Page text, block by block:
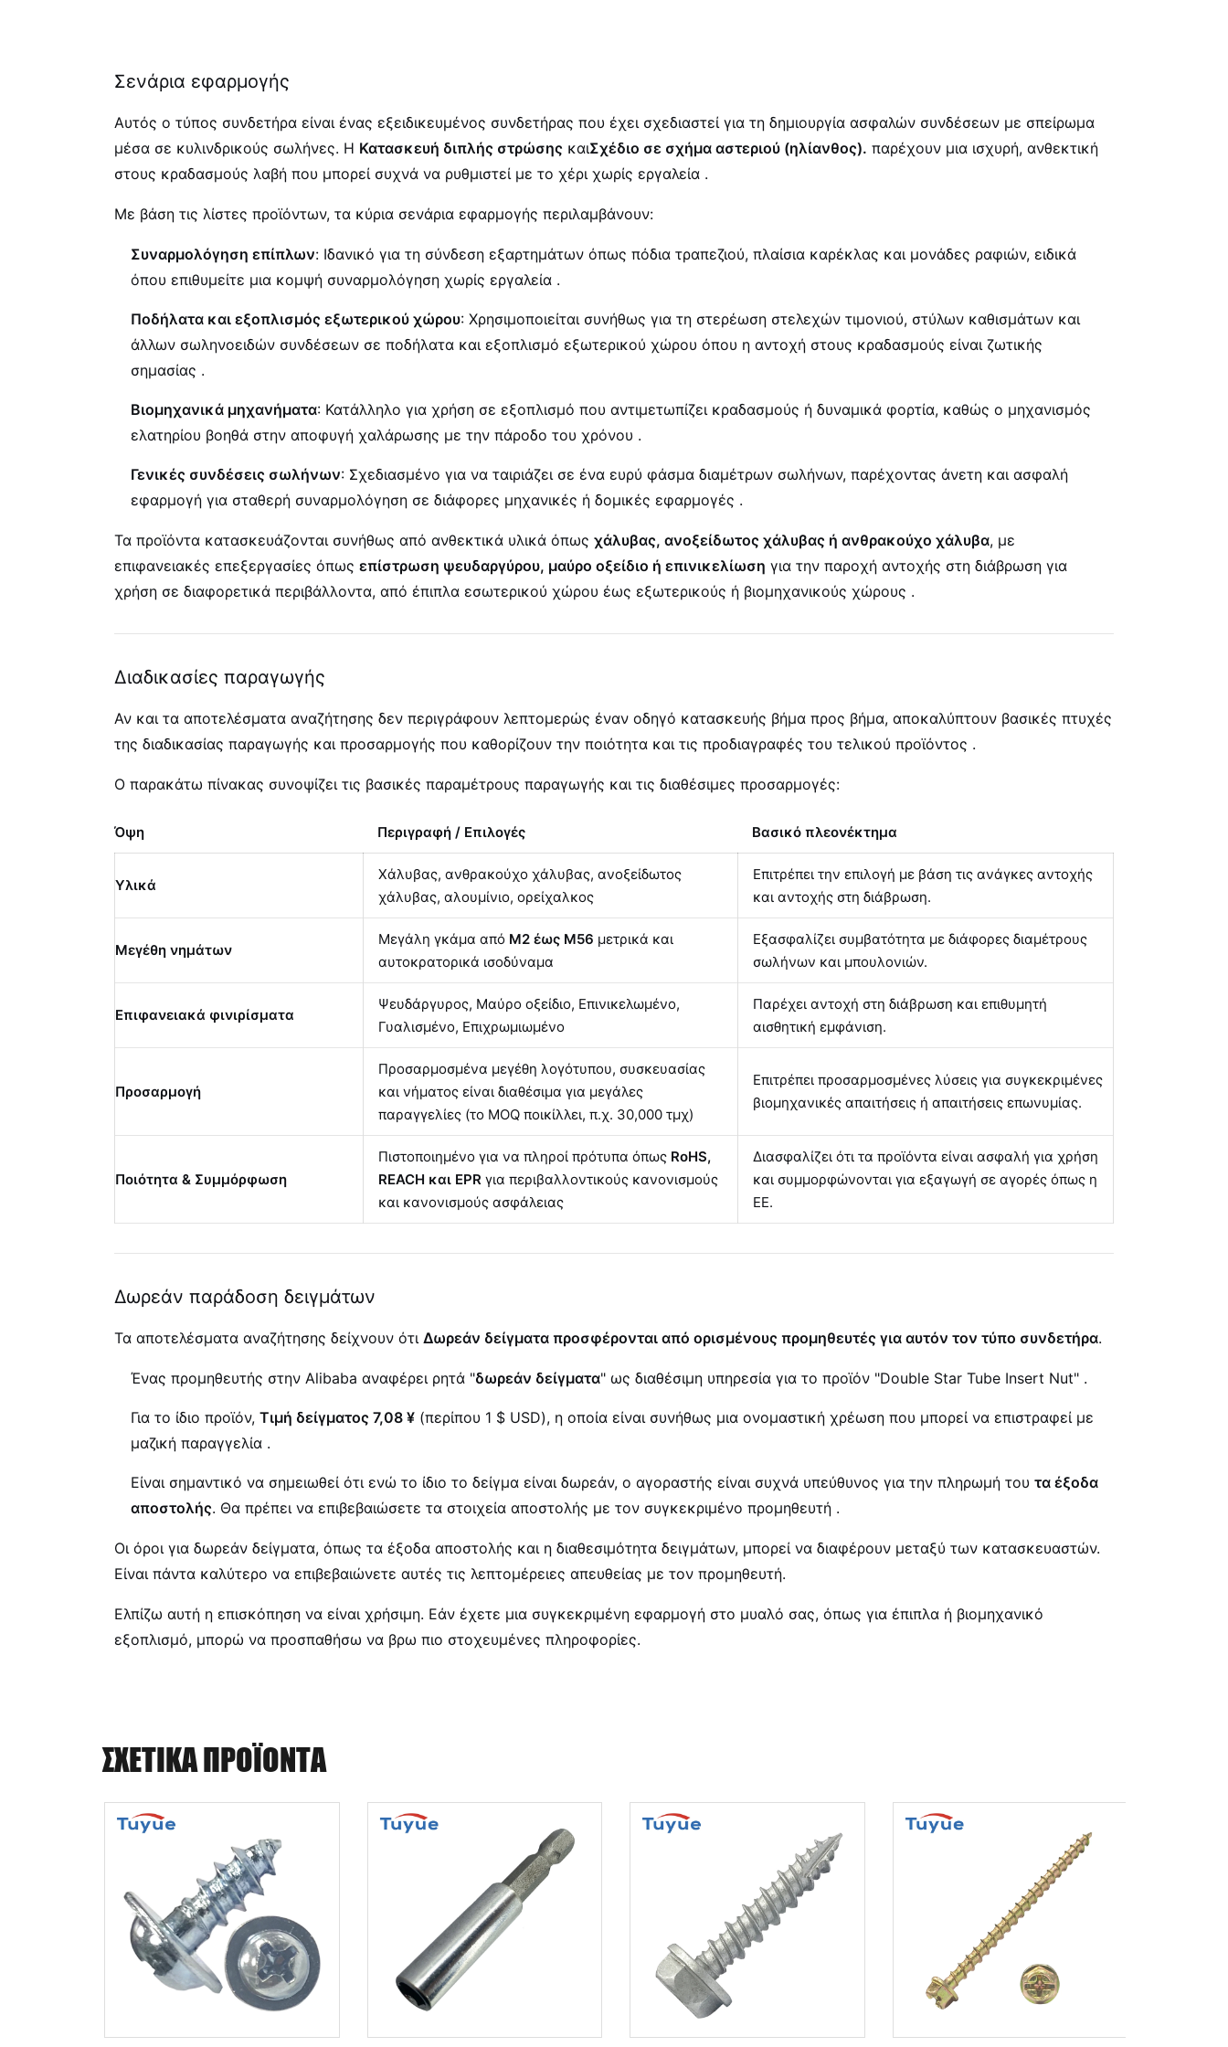
Σενάρια εφαρμογής
Αυτός ο τύπος συνδετήρα είναι ένας εξειδικευμένος συνδετήρας που έχει σχεδιαστεί για τη δημιουργία ασφαλών συνδέσεων με σπείρωμα
μέσα σε κυλινδρικούς σωλήνες. Η Κατασκευή διπλής στρώσης καιΣχέδιο σε σχήμα αστεριού (ηλίανθος). παρέχουν μια ισχυρή, ανθεκτική
στους κραδασμούς λαβή που μπορεί συχνά να ρυθμιστεί με το χέρι χωρίς εργαλεία .
Με βάση τις λίστες προϊόντων, τα κύρια σενάρια εφαρμογής περιλαμβάνουν:
Συναρμολόγηση επίπλων: Ιδανικό για τη σύνδεση εξαρτημάτων όπως πόδια τραπεζιού, πλαίσια καρέκλας και μονάδες ραφιών, ειδικά
όπου επιθυμείτε μια κομψή συναρμολόγηση χωρίς εργαλεία .
Ποδήλατα και εξοπλισμός εξωτερικού χώρου: Χρησιμοποιείται συνήθως για τη στερέωση στελεχών τιμονιού, στύλων καθισμάτων και
άλλων σωληνοειδών συνδέσεων σε ποδήλατα και εξοπλισμό εξωτερικού χώρου όπου η αντοχή στους κραδασμούς είναι ζωτικής
σημασίας .
Βιομηχανικά μηχανήματα: Κατάλληλο για χρήση σε εξοπλισμό που αντιμετωπίζει κραδασμούς ή δυναμικά φορτία, καθώς ο μηχανισμός
ελατηρίου βοηθά στην αποφυγή χαλάρωσης με την πάροδο του χρόνου .
Γενικές συνδέσεις σωλήνων: Σχεδιασμένο για να ταιριάζει σε ένα ευρύ φάσμα διαμέτρων σωλήνων, παρέχοντας άνετη και ασφαλή
εφαρμογή για σταθερή συναρμολόγηση σε διάφορες μηχανικές ή δομικές εφαρμογές .
Τα προϊόντα κατασκευάζονται συνήθως από ανθεκτικά υλικά όπωςχάλυβας, ανοξείδωτος χάλυβας ή ανθρακούχο χάλυβα, με
επιφανειακές επεξεργασίες όπωςεπίστρωση ψευδαργύρου, μαύρο οξείδιο ή επινικελίωση για την παροχή αντοχής στη διάβρωση για
χρήση σε διαφορετικά περιβάλλοντα, από έπιπλα εσωτερικού χώρου έως εξωτερικούς ή βιομηχανικούς χώρους .
Διαδικασίες παραγωγής
Αν και τα αποτελέσματα αναζήτησης δεν περιγράφουν λεπτομερώς έναν οδηγό κατασκευής βήμα προς βήμα, αποκαλύπτουν βασικές πτυχές
της διαδικασίας παραγωγής και προσαρμογής που καθορίζουν την ποιότητα και τις προδιαγραφές του τελικού προϊόντος .
Ο παρακάτω πίνακας συνοψίζει τις βασικές παραμέτρους παραγωγής και τις διαθέσιμες προσαρμογές:
Όψη Περιγραφή / Επιλογές Βασικό πλεονέκτημα
Υλικά
Χάλυβας, ανθρακούχο χάλυβας, ανοξείδωτος
χάλυβας, αλουμίνιο, ορείχαλκος
Επιτρέπει την επιλογή με βάση τις ανάγκες αντοχής
και αντοχής στη διάβρωση.
Μεγέθη νημάτων
Μεγάλη γκάμα από M2 έως M56 μετρικά και
αυτοκρατορικά ισοδύναμα
Εξασφαλίζει συμβατότητα με διάφορες διαμέτρους
σωλήνων και μπουλονιών.
Επιφανειακά φινιρίσματα
Ψευδάργυρος, Μαύρο οξείδιο, Επινικελωμένο,
Γυαλισμένο, Επιχρωμιωμένο
Παρέχει αντοχή στη διάβρωση και επιθυμητή
αισθητική εμφάνιση.
Προσαρμογή
Προσαρμοσμένα μεγέθη λογότυπου, συσκευασίας
και νήματος είναι διαθέσιμα για μεγάλες
παραγγελίες (το MOQ ποικίλλει, π.χ. 30,000 τμχ)
Επιτρέπει προσαρμοσμένες λύσεις για συγκεκριμένες
βιομηχανικές απαιτήσεις ή απαιτήσεις επωνυμίας.
Ποιότητα & Συμμόρφωση
Πιστοποιημένο για να πληροί πρότυπα όπως RoHS,
REACH και EPR για περιβαλλοντικούς κανονισμούς
και κανονισμούς ασφάλειας
Διασφαλίζει ότι τα προϊόντα είναι ασφαλή για χρήση
και συμμορφώνονται για εξαγωγή σε αγορές όπως η
ΕΕ.
Δωρεάν παράδοση δειγμάτων
Τα αποτελέσματα αναζήτησης δείχνουν ότι Δωρεάν δείγματα προσφέρονται από ορισμένους προμηθευτές για αυτόν τον τύπο συνδετήρα.
Ένας προμηθευτής στην Alibaba αναφέρει ρητά "δωρεάν δείγματα" ως διαθέσιμη υπηρεσία για το προϊόν "Double Star Tube Insert Nut" .
Για το ίδιο προϊόν,Τιμή δείγματος 7,08 ¥ (περίπου 1 $ USD), η οποία είναι συνήθως μια ονομαστική χρέωση που μπορεί να επιστραφεί με
μαζική παραγγελία .
Είναι σημαντικό να σημειωθεί ότι ενώ το ίδιο το δείγμα είναι δωρεάν, ο αγοραστής είναι συχνά υπεύθυνος για την πληρωμή τουτα έξοδα
αποστολής. Θα πρέπει να επιβεβαιώσετε τα στοιχεία αποστολής με τον συγκεκριμένο προμηθευτή .
Οι όροι για δωρεάν δείγματα, όπως τα έξοδα αποστολής και η διαθεσιμότητα δειγμάτων, μπορεί να διαφέρουν μεταξύ των κατασκευαστών.
Είναι πάντα καλύτερο να επιβεβαιώνετε αυτές τις λεπτομέρειες απευθείας με τον προμηθευτή.
Ελπίζω αυτή η επισκόπηση να είναι χρήσιμη. Εάν έχετε μια συγκεκριμένη εφαρμογή στο μυαλό σας, όπως για έπιπλα ή βιομηχανικό
εξοπλισμό, μπορώ να προσπαθήσω να βρω πιο στοχευμένες πληροφορίες.
ΣΧΕΤΙΚΆ ΠΡΟΪΌΝΤΑ